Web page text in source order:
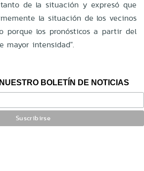
de la situación y expresó que
la situación de los vecinos
porque los pronósticos a partir del
mayor intensidad".
BOLETÍN DE NOTICIAS